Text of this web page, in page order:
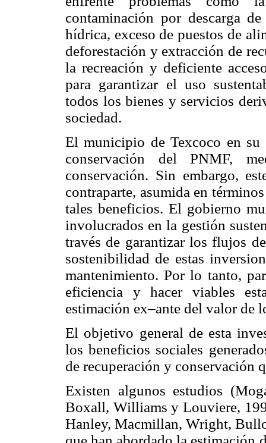
contaminación por descarga
hídrica, exceso de puestos de
deforestación y extracción de
la recreación y deficiente
para garantizar el uso
todos los bienes y servicios
sociedad.
El municipio de Texcoco en
conservación del PNMF,
conservación. Sin embargo,
contraparte, asumida en
tales beneficios. El gobierno
involucrados en la gestión
través de garantizar los flujos
sostenibilidad de estas
mantenimiento. Por lo tanto,
eficiencia y hacer viables
estimación ex–ante del valor de
El objetivo general de esta
los beneficios sociales
de recuperación y conservación
Existen algunos estudios
Boxall, Williams y Louviere,
Hanley, Macmillan, Wright,